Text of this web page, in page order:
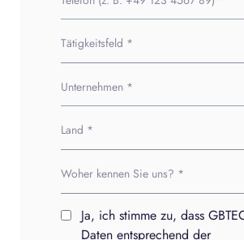
Ja, ich stimme zu, dass
Daten entsprechend der